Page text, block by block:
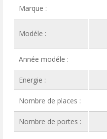
Marque :
Modéle :
Année modéle :
Energie :
Nombre de places :
Nombre de portes :